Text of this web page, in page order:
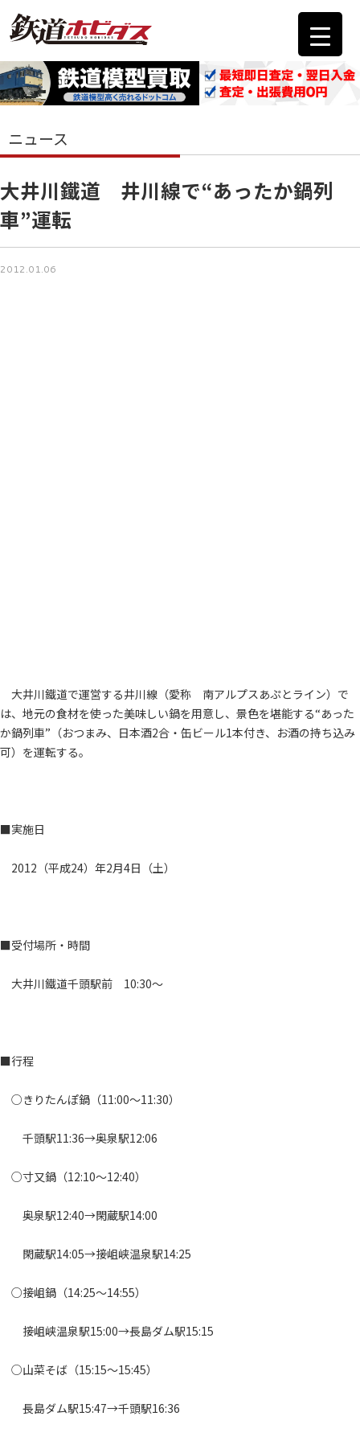
ニュース
大井川鐵道 井川線で“あったか鍋列
車”運転
2012.01.06
大井川鐵道で運営する井川線（愛称 南アルプスあぷとライン）で
は、地元の食材を使った美味しい鍋を用意し、景色を堪能する“あった
か鍋列車”（おつまみ、日本酒2合・缶ビール1本付き、お酒の持ち込み
可）を運転する。
■実施日
2012（平成24）年2月4日（土）
■受付場所・時間
大井川鐵道千頭駅前 10:30～
■行程
○きりたんぽ鍋（11:00～11:30）
千頭駅11:36→奥泉駅12:06
○寸又鍋（12:10～12:40）
奥泉駅12:40→閑蔵駅14:00
閑蔵駅14:05→接岨峡温泉駅14:25
○接岨鍋（14:25～14:55）
接岨峡温泉駅15:00→長島ダム駅15:15
○山菜そば（15:15～15:45）
長島ダム駅15:47→千頭駅16:36